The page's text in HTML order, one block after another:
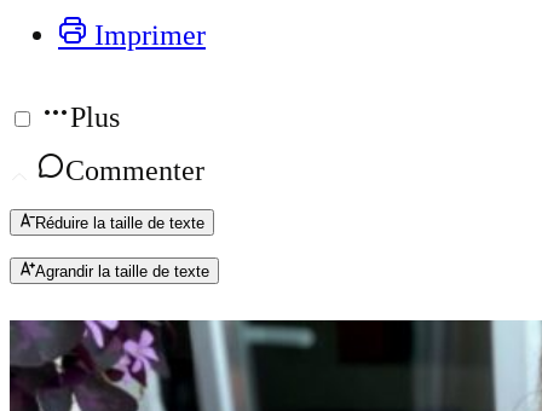
Imprimer
Plus
Commenter
Réduire la taille de texte
Agrandir la taille de texte